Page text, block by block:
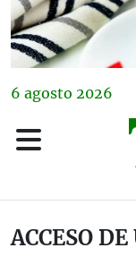
6 agosto 2026
ACCESO